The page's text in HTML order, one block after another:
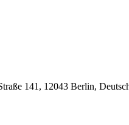
141, 12043 Berlin,